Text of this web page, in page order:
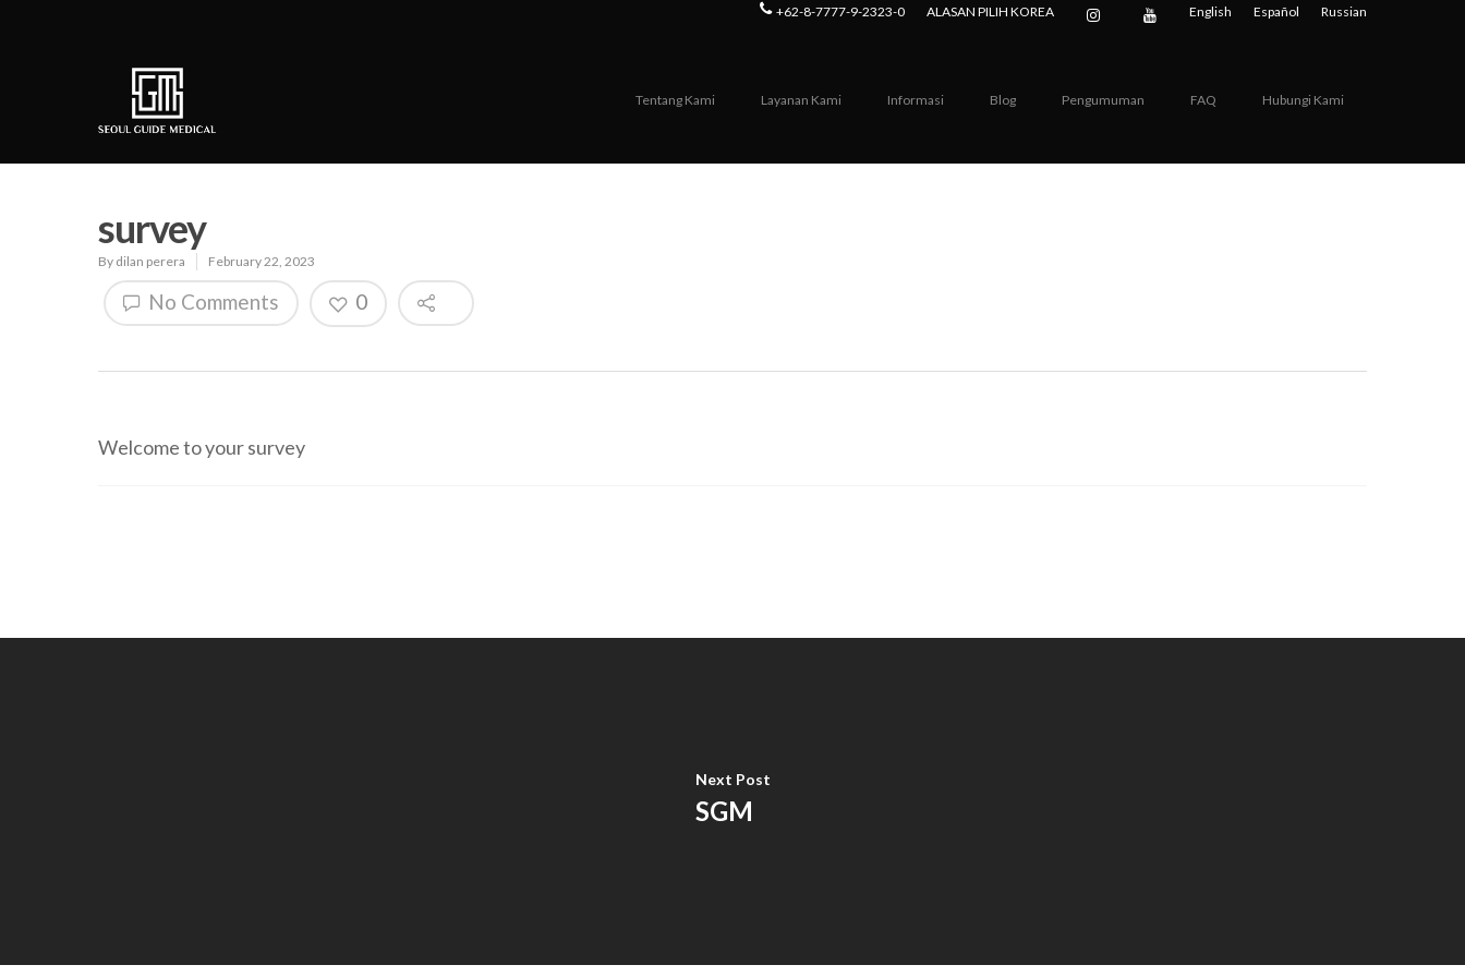
+62-8-7777-9-2323-0 ALASAN PILIH KOREA English Español Russian
Tentang Kami Layanan Kami Informasi Blog Pengumuman FAQ Hubungi Kami
survey
By dilan perera February 22, 2023
No Comments 0
Welcome to your survey
Next Post
SGM